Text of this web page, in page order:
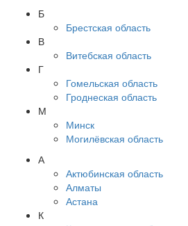
Б
Брестская область
В
Витебская область
Г
Гомельская область
Гроднеская область
М
Минск
Могилёвская область
А
Актюбинская область
Алматы
Астана
К